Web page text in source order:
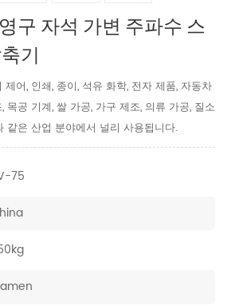
영구 자석 가변 주파수 스
기
어, 인쇄, 종이, 석유 화학, 전자 제품, 자동차
목공 기계, 쌀 가공, 가구 제조, 의류 가공, 질소
같은 산업 분야에서 널리 사용됩니다.
75